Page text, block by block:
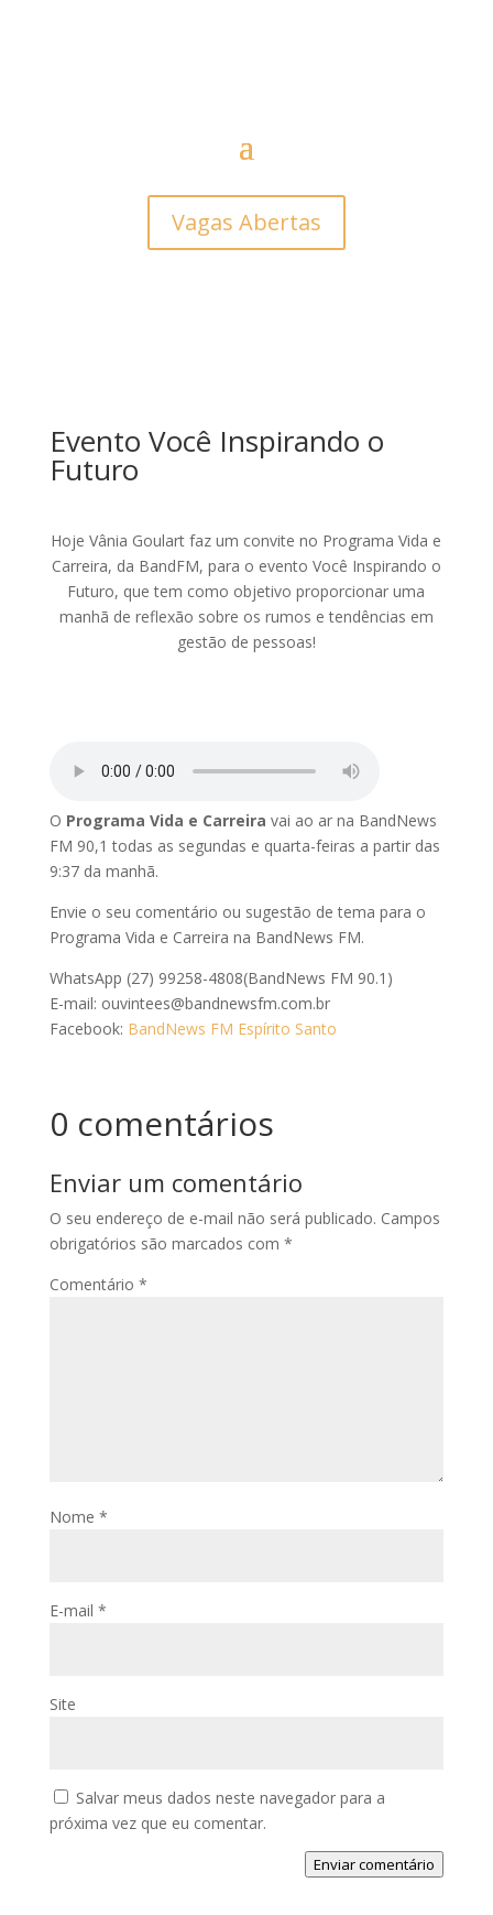
Vagas Abertas
Evento Você Inspirando o
Futuro
Hoje Vânia Goulart faz um convite no Programa Vida e
Carreira, da BandFM, para o evento Você Inspirando o
Futuro, que tem como objetivo proporcionar uma
manhã de reflexão sobre os rumos e tendências em
gestão de pessoas!
O Programa Vida e Carreira vai ao ar na BandNews
FM 90,1 todas as segundas e quarta-feiras a partir das
9:37 da manhã.
Envie o seu comentário ou sugestão de tema para o
Programa Vida e Carreira na BandNews FM.
WhatsApp (27) 99258-4808(BandNews FM 90.1)
E-mail: ouvintees@bandnewsfm.com.br
Facebook: BandNews FM Espírito Santo
0 comentários
Enviar um comentário
O seu endereço de e-mail não será publicado. Campos
obrigatórios são marcados com *
Comentário *
Nome *
E-mail *
Site
Salvar meus dados neste navegador para a
próxima vez que eu comentar.
Enviar comentário